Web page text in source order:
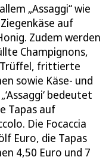
„Assaggi“ wie
auf
Zudem werden
Champignons,
frittierte
sowie Käse- und
bedeutet
Tapas auf
Die Focaccia
Euro, die Tapas
4,50 Euro und 7